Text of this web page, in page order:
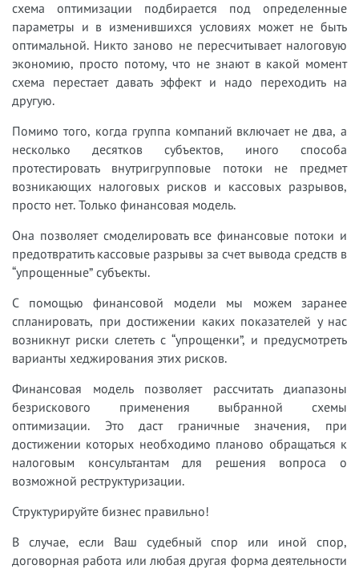
схема оптимизации подбирается под определенные
параметры и в изменившихся условиях может не быть
оптимальной. Никто заново не пересчитывает налоговую
экономию, просто потому, что не знают в какой момент
схема перестает давать эффект и надо переходить на
другую.
Помимо того, когда группа компаний включает не два, а
несколько десятков субъектов, иного способа
протестировать внутригрупповые потоки не предмет
возникающих налоговых рисков и кассовых разрывов,
просто нет. Только финансовая модель.
Она позволяет смоделировать все финансовые потоки и
предотвратить кассовые разрывы за счет вывода средств в
“упрощенные” субъекты.
С помощью финансовой модели мы можем заранее
спланировать, при достижении каких показателей у нас
возникнут риски слететь с “упрощенки”, и предусмотреть
варианты хеджирования этих рисков.
Финансовая модель позволяет рассчитать диапазоны
безрискового применения выбранной схемы
оптимизации. Это даст граничные значения, при
достижении которых необходимо планово обращаться к
налоговым консультантам для решения вопроса о
возможной реструктуризации.
Структурируйте бизнес правильно!
В случае, если Ваш судебный спор или иной спор,
договорная работа или любая другая форма деятельности